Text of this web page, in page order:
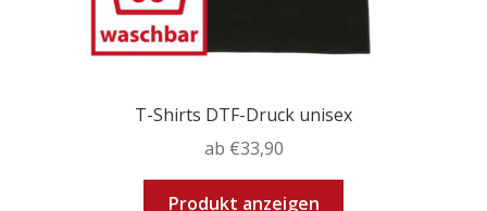
T-Shirts DTF-Druck unisex
ab €33,90
Produkt anzeigen